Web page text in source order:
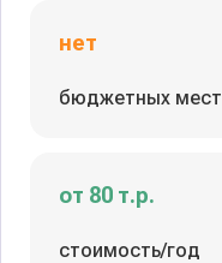
нет
бюджетных мест
от 80 т.р.
стоимость/год